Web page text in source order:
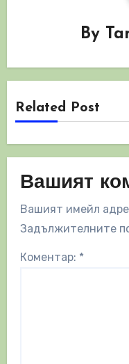
By
Related Post
Вашият
Вашият имейл
Задължителните
Коментар: *